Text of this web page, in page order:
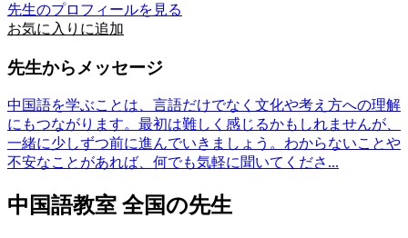
先生のプロフィールを見る
お気に入りに追加
先生からメッセージ
中国語を学ぶことは、言語だけでなく文化や考え方への理解
にもつながります。最初は難しく感じるかもしれませんが、
一緒に少しずつ前に進んでいきましょう。わからないことや
不安なことがあれば、何でも気軽に聞いてくださ...
中国語教室 全国の先生